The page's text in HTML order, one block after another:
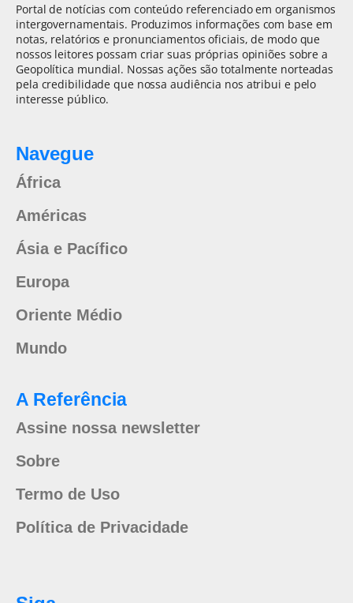
Portal de notícias com conteúdo referenciado em organismos
intergovernamentais. Produzimos informações com base em
notas, relatórios e pronunciamentos oficiais, de modo que
nossos leitores possam criar suas próprias opiniões sobre a
Geopolítica mundial. Nossas ações são totalmente norteadas
pela credibilidade que nossa audiência nos atribui e pelo
interesse público.
Navegue
África
Américas
Ásia e Pacífico
Europa
Oriente Médio
Mundo
A Referência
Assine nossa newsletter
Sobre
Termo de Uso
Política de Privacidade